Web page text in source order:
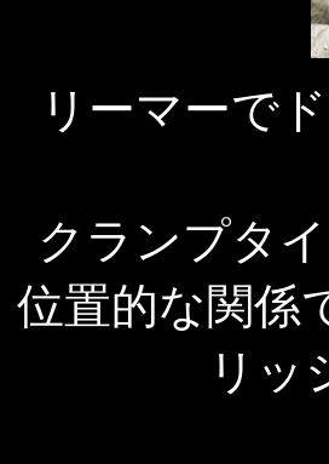
リーマーで
クランプタ
位置的な関
リ